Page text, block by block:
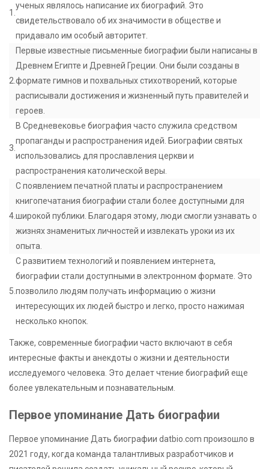
1.
ученых являлось написание их биографий. Это
свидетельствовало об их значимости в обществе и
придавало им особый авторитет.
2.
Первые известные письменные биографии были написаны в
Древнем Египте и Древней Греции. Они были созданы в
формате гимнов и похвальных стихотворений, которые
расписывали достижения и жизненный путь правителей и
героев.
3.
В Средневековье биография часто служила средством
пропаганды и распространения идей. Биографии святых
использовались для прославления церкви и
распространения католической веры.
4.
С появлением печатной платы и распространением
книгопечатания биографии стали более доступными для
широкой публики. Благодаря этому, люди смогли узнавать о
жизнях знаменитых личностей и извлекать уроки из их
опыта.
5.
С развитием технологий и появлением интернета,
биографии стали доступными в электронном формате. Это
позволило людям получать информацию о жизни
интересующих их людей быстро и легко, просто нажимая
несколько кнопок.
Также, современные биографии часто включают в себя
интересные факты и анекдоты о жизни и деятельности
исследуемого человека. Это делает чтение биографий еще
более увлекательным и познавательным.
Первое упоминание Дать биографии
Первое упоминание Дать биографии datbio.com произошло в
2021 году, когда команда талантливых разработчиков и